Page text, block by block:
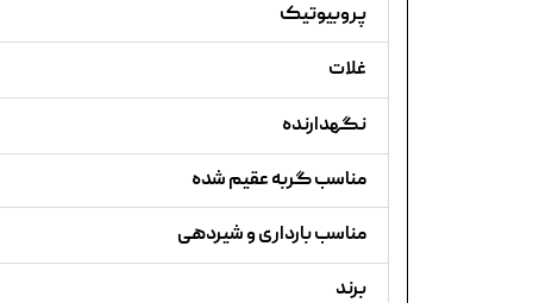
پروبیوتیک
غلات
نگهدارنده
مناسب گربه عقیم شده
مناسب بارداری و شیردهی
برند